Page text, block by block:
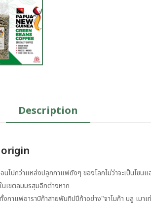
Description
origin
กว่าแหล่งปลูกกาแฟดังๆ ของโลกไม่ว่าจะเป็นโซน
เขตลมมรสุมอีกต่างหาก
แฟอาราบิก้าสายพันทิปปีก้าอย่าง"จาไมก้า บลู เมา